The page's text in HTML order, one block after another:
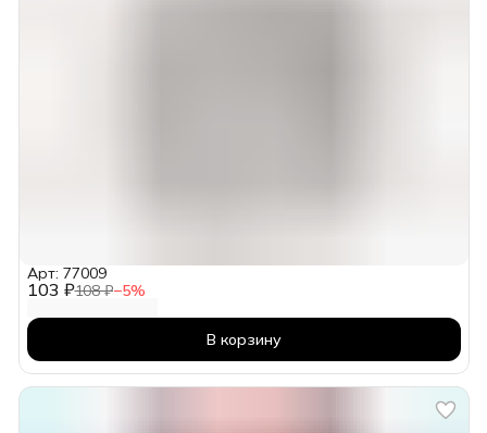
103 ₽108 ₽−5%
Арт: 77009
В корзину